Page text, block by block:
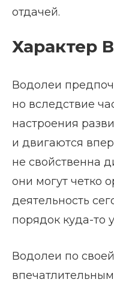
отдачей.
Характер
Водолеи
но вследствие
настроения
и двигаются
не свойственна
они могут четко
деятельность
порядок куда-то
Водолеи по